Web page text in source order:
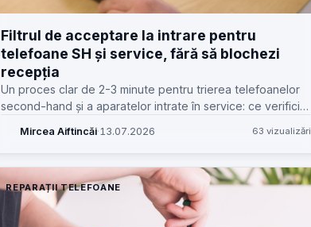
Filtrul de acceptare la intrare pentru
telefoane SH și service, fără să blochezi
recepția
Un proces clar de 2-3 minute pentru trierea telefoanelor
second-hand și a aparatelor intrate în service: ce verifici
dispute.
Mircea Aiftincăi· 13.07.2026 63 vizualizări
REPARAȚII TELEFOANE